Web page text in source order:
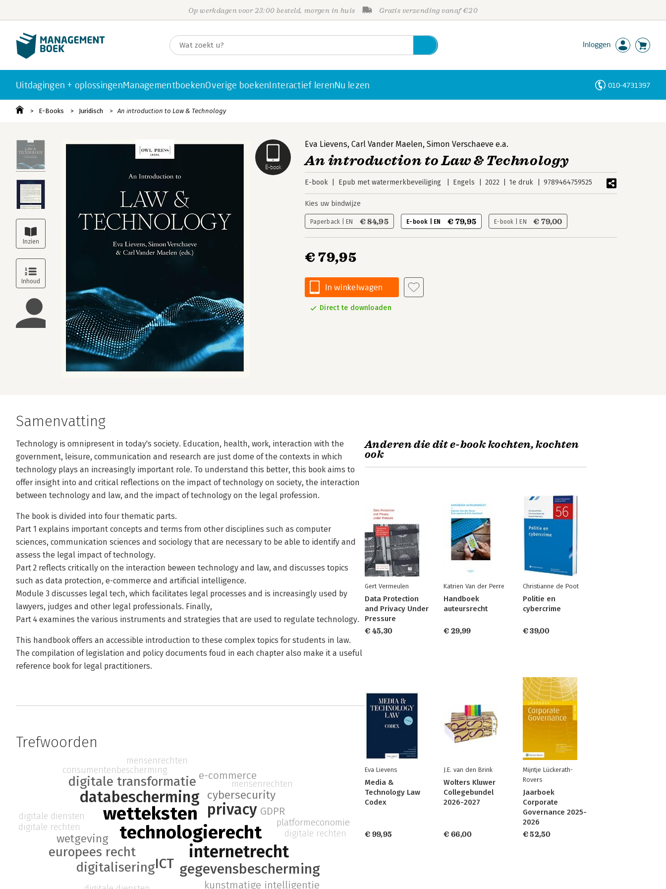
Op werkdagen voor 23:00 besteld, morgen in huis Gratis verzending vanaf €20
Inloggen
Uitdagingen + oplossingenManagementboekenOverige boekenInteractief lerenNu lezen 010-4731397
E-Books Juridisch An introduction to Law & Technology
E-book
Eva Lievens,Carl Vander Maelen,Simon Verschaeve e.a.
An introduction to Law & Technology
E-book Epub met watermerkbeveiliging Engels 2022 1e druk 9789464759525
Kies uw bindwijze
Paperback | EN € 84,95 E-book | EN € 79,95 E-book | EN € 79,00
€ 79,95
In winkelwagen
Direct te downloaden
Samenvatting
Technology is omnipresent in today's society. Education, health, work, interaction with the
government, leisure, communication and research are just dome of the contexts in which
technology plays an increasingly important role. To understand this better, this book aims to
offer insight into and critical reflections on the impact of technology on society, the interaction
between technology and law, and the impact of technology on the legal profession.
The book is divided into four thematic parts.
Part 1 explains important concepts and terms from other disciplines such as computer
sciences, communication sciences and sociology that are necessary to be able to identify and
assess the legal impact of technology.
Part 2 reflects critically on the interaction beween technology and law, and discusses topics
such as data protection, e-commerce and artificial intelligence.
Module 3 discusses legal tech, which facilitates legal processes and is increasingly used by
lawyers, judges and other legal professionals. Finally,
Part 4 examines the various instruments and strategies that are used to regulate technology.
This handbook offers an accessible introduction to these complex topics for students in law.
The compilation of legislation and policy documents foud in each chapter also make it a useful
reference book for legal practitioners.
Trefwoorden
technologierecht
wetteksten
internetrecht
databescherming
privacy
gegevensbescherming
ICT
digitalisering
digitale transformatie
europees recht
cybersecurity
wetgeving
e-commerce
kunstmatige intelligentie
GDPR
platformeconomie
digitale rechten
mensenrechten
digitale rechten
consumentenbescherming
digitale diensten
mensenrechten
Anderen die dit e-book kochten, kochten
ook
Gert Vermeulen
Data Protection
and Privacy Under
Pressure
€ 45,30
Katrien Van der Perre
Handboek
auteursrecht
€ 29,99
Christianne de Poot
Politie en
cybercrime
€ 39,00
Eva Lievens
Media &
Technology Law
Codex
€ 99,95
J.E. van den Brink
Wolters Kluwer
Collegebundel
2026-2027
€ 66,00
Mijntje Lückerath-
Rovers
Jaarboek
Corporate
Governance 2025-
2026
€ 52,50
Personen